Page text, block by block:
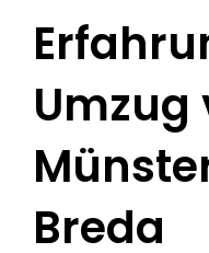
Umzug
Breda